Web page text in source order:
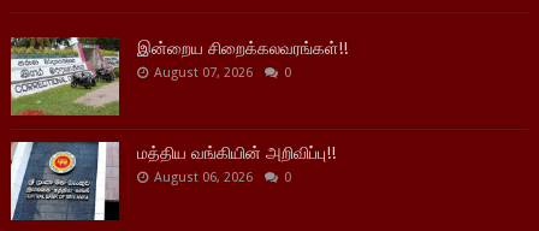
இன்றைய சிறைக்கலவரங்கள்!!
August 07, 2026 0
மத்திய வங்கியின் அறிவிப்பு!!
August 06, 2026 0